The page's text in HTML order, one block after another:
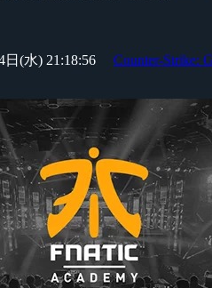
日(水) 21:18:56 Counter-Strike: